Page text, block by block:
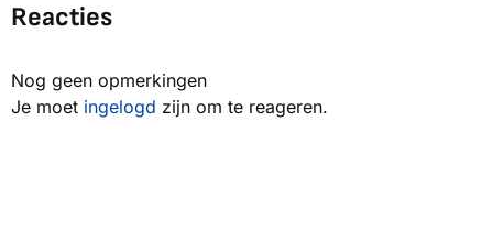
Reacties
Nog geen opmerkingen
Je moet ingelogd zijn om te reageren.